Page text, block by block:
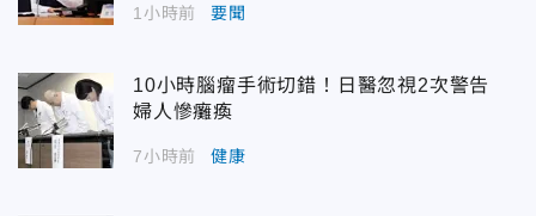
1小時前 要聞
10小時腦瘤手術切錯！日醫忽視2次警告
婦人慘癱瘓
7小時前 健康